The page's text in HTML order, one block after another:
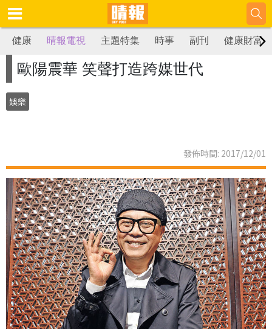
健康 晴報電視 主題特集 時事 副刊 健康財富
歐陽震華 笑聲打造跨媒世代
娛樂
發佈時間: 2017/12/01